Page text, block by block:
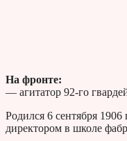
На фронте:
— агитатор 92-го
Родился 6 сентября
директором в школе